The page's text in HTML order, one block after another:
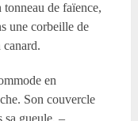
de faïence,
une corbeille de
en
Son couvercle